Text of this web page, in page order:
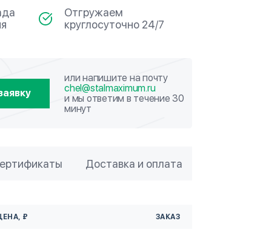
Отгружаем
круглосуточно 24/7
или напишите на почту
chel@stalmaximum.ru
и мы ответим в течение 30
минут
Доставка и оплата
₽ ЗАКАЗ